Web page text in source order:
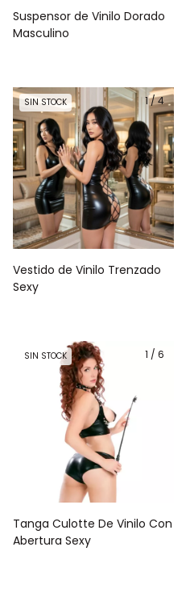
Suspensor de Vinilo Dorado
Masculino
1/4
SIN STOCK
Vestido de Vinilo Trenzado
Sexy
1 / 6
SIN STOCK
Tanga Culotte De Vinilo Con
Abertura Sexy